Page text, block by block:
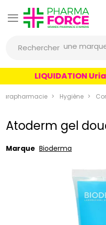
Rechercher
un produit
une
LIQUIDATION
Parapharmacie Hygiène
Atoderm gel
Marque Bioderma